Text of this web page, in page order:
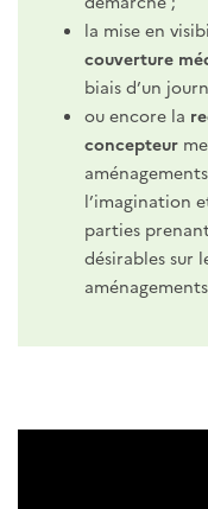
la mise en
couverture
biais d’un
ou encore la
concepteur
l’imagination
parties
désirables sur